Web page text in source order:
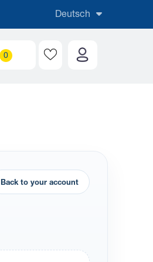
Deutsch
Back to your account